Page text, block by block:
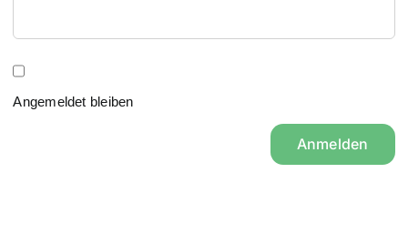
Angemeldet bleiben
Anmelden